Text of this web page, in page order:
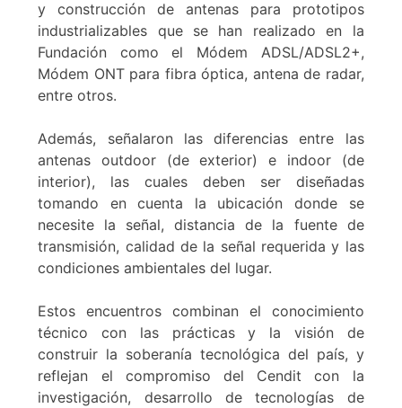
y construcción de antenas para prototipos
industrializables que se han realizado en la
Fundación como el Módem ADSL/ADSL2+,
Módem ONT para fibra óptica, antena de radar,
entre otros.
Además, señalaron las diferencias entre las
antenas outdoor (de exterior) e indoor (de
interior), las cuales deben ser diseñadas
tomando en cuenta la ubicación donde se
necesite la señal, distancia de la fuente de
transmisión, calidad de la señal requerida y las
condiciones ambientales del lugar.
Estos encuentros combinan el conocimiento
técnico con las prácticas y la visión de
construir la soberanía tecnológica del país, y
reflejan el compromiso del Cendit con la
investigación, desarrollo de tecnologías de